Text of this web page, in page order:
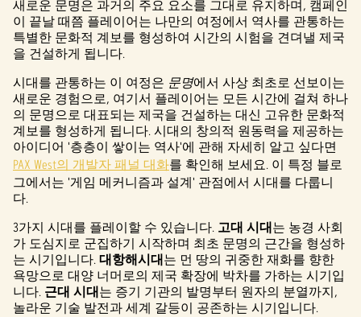
새로운 문명은 과거의 주요 요소를 그대로 유지하며, 캠페인
이 끝날 때쯤 플레이어는 나만의 여정에서 역사를 관통하는
특별한 문화적 계보를 형성하여 시간의 시험을 견뎌낼 제국
을 건설하게 됩니다.
시대를 관통하는 이 여정은 문명에서 사상 최초로 선보이는
새로운 경험으로, 여기서 플레이어는 모든 시간에 걸쳐 하나
의 문명으로 대표되는 제국을 건설하는 대신 고유한 문화적
계보를 형성하게 됩니다. 시대의 창의적 원동력을 제공하는
아이디어 '층층이 쌓이는 역사'에 관해 자세히 알고 싶다면
PAX West의 개발자 패널 대화를 확인해 보세요. 이 특정 블로
그에서는 '게임 메커니즘과 설계' 관점에서 시대를 다룹니
다.
3가지 시대를 플레이할 수 있습니다. 고대 시대는 농경 사회
가 도심지로 군집하기 시작하며 최초 문명의 근간을 형성하
는 시기입니다.대항해시대는 먼 땅의 귀중한 재화를 향한
욕망으로 대양 너머로의 제국 확장에 박차를 가하는 시기입
니다. 근대 시대는 증기 기관의 발명부터 원자의 분열까지,
놀라운 기술 발전과 세계 갈등이 공존하는 시기입니다.